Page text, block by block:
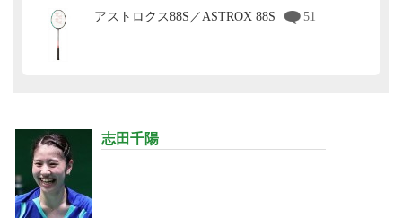
アストロクス88S／ASTROX 88S 51
志田千陽